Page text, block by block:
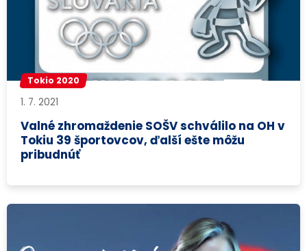
Tokio 2020
1. 7. 2021
Valné zhromaždenie SOŠV schválilo na OH v
Tokiu 39 športovcov, ďalší ešte môžu
pribudnúť